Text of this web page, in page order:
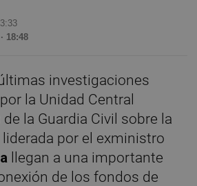
18:48
investigaciones
la Unidad Central
de la Guardia Civil sobre la
por el exministro
llegan a una importante
de los fondos de